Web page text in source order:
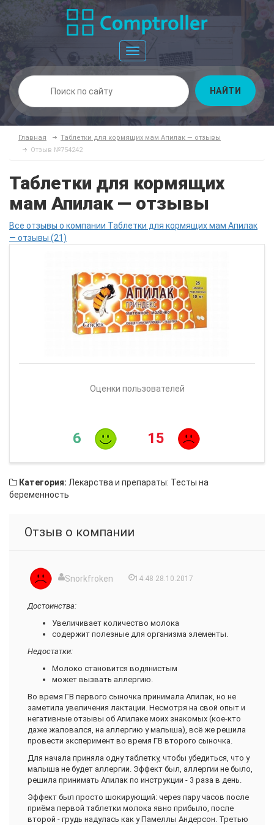
Toggle
navigation
НАЙТИ
Главная
Таблетки для кормящих мам Апилак — отзывы
Отзыв №754242
Таблетки для кормящих
мам Апилак — отзывы
Все отзывы о компании Таблетки для кормящих мам Апилак
— отзывы (21)
Оценки пользователей
6 15
Категория: Лекарства и препараты: Тесты на
беременность
Отзыв о компании
Snorkfroken 14:48 28.10.2017
Достоинства:
Увеличивает количество молока
содержит полезные для организма элементы.
Недостатки:
Молоко становится водянистым
может вызвать аллергию.
Во время ГВ первого сыночка принимала Апилак, но не
заметила увеличения лактации. Несмотря на свой опыт и
негативные отзывы об Апилаке моих знакомых (кое-кто
даже жаловался, на аллергию у малыша), всё же решила
провести эксперимент во время ГВ второго сыночка.
Для начала приняла одну таблетку, чтобы убедиться, что у
малыша не будет аллергии. Эффект был, аллергии не было,
решила принимать Апилак по инструкции - 3 раза в день.
Эффект был просто шокирующий: через пару часов после
приёма первой таблетки молока явно прибыло, после
второй - грудь надулась как у Памеллы Андерсон. Третью